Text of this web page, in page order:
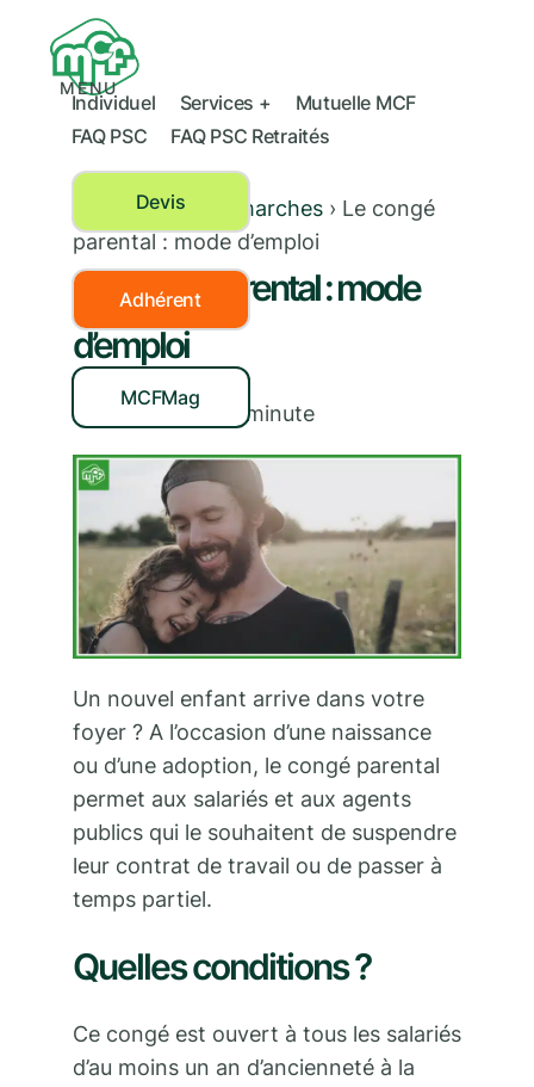
MENU
Individuel Services +
Mutuelle MCF
FAQ PSC
FAQ PSC Retraités
Devis
Adhérent
MCFMag
Mes droits et démarches › Le congé
parental : mode d’emploi
Le congé parental : mode
d’emploi
28/10/2019 | minute
Un nouvel enfant arrive dans votre
foyer ? A l’occasion d’une naissance
ou d’une adoption, le congé parental
permet aux salariés et aux agents
publics qui le souhaitent de suspendre
leur contrat de travail ou de passer à
temps partiel.
Quelles conditions ?
Ce congé est ouvert à tous les salariés
d’au moins un an d’ancienneté à la